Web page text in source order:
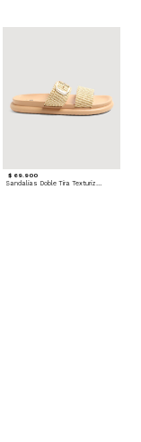
$ 69.900
Sandalias Doble Tira Texturizada